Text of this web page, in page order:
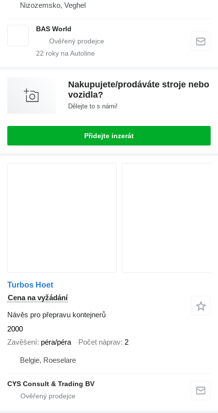
Nizozemsko, Veghel
BAS World
22 roky na Autoline
Nakupujete/prodáváte stroje nebo
vozidla?
Dělejte to s námi!
Přidejte inzerát
Turbos Hoet
Cena na vyžádání
Návěs pro přepravu kontejnerů
2000
Zavěšení péra/péra Počet náprav 2
Belgie, Roeselare
CYS Consult & Trading BV